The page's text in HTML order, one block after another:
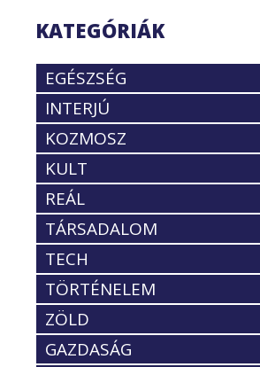
KATEGÓRIÁK
EGÉSZSÉG
INTERJÚ
KOZMOSZ
KULT
REÁL
TÁRSADALOM
TECH
TÖRTÉNELEM
ZÖLD
GAZDASÁG